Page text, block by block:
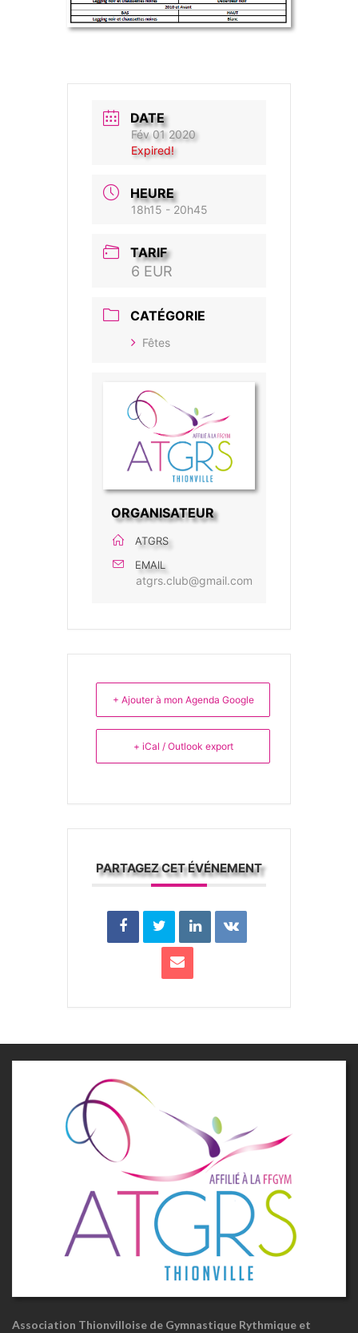
DATE
Fév 01 2020
Expired!
HEURE
18h15 - 20h45
TARIF
6 EUR
CATÉGORIE
Fêtes
ORGANISATEUR
ATGRS
EMAIL
atgrs.club@gmail.com
+ Ajouter à mon Agenda Google
+ iCal / Outlook export
PARTAGEZ CET ÉVÉNEMENT
Association Thionvilloise de Gymnastique Rythmique et